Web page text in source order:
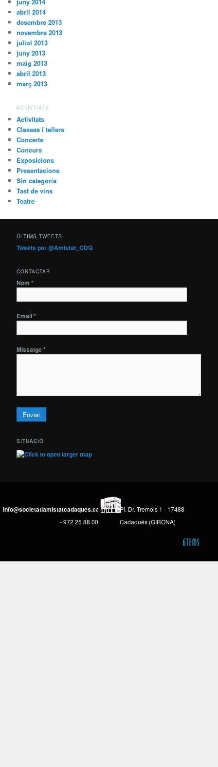
abril 2014
desembre 2013
novembre 2013
juliol 2013
juny 2013
maig 2013
abril 2013
març 2013
ACTIVITATS
Activitats
Classes i tallers
Concerts
Concurs
Exposicions
Presentacions
Sin categoría
Tast de vins
Teatre
ÚLTIMS TWEETS
Tweets por @Amistat_CDQ
CONTACTAR
Nom *
Email *
Missatge *
SITUACIÓ
info@societatlamistatcadaques.cat
- 972 25 88 00
Pl. Dr. Tremols 1 - 17488
Cadaqués (GIRONA)